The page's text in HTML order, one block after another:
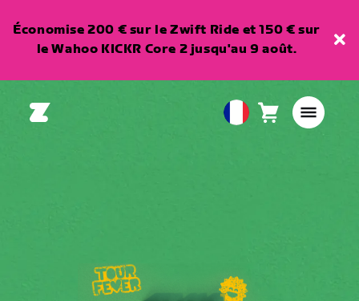
Économise 200 € sur le Zwift Ride et 150 € sur
le Wahoo KICKR Core 2 jusqu'au 9 août.
EuropeanPanier0